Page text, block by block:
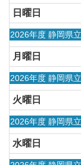
4
月
1st
2026
日,
8
月
15th
2026
日曜日
水
曜
日,
4
月
1st
2026
2026年度 静岡県
月曜日
水
曜
日,
4
月
1st
2026
2026年度 静岡県
火曜日
水
曜
日,
4
2026年度 静岡県
水曜日